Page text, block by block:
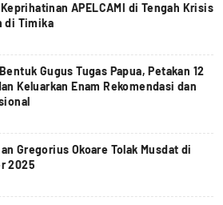
APELCAMI di Tengah Krisis
di Timika
Gugus Tugas Papua, Petakan 12
Keluarkan Enam Rekomendasi dan
Gregorius Okoare Tolak Musdat di
2025